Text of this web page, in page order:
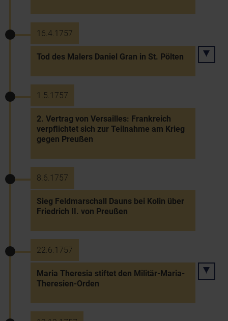
16.4.1757
Tod des Malers Daniel Gran in St. Pölten
1.5.1757
2. Vertrag von Versailles: Frankreich
verpflichtet sich zur Teilnahme am Krieg
gegen Preußen
8.6.1757
Sieg Feldmarschall Dauns bei Kolin über
Friedrich II. von Preußen
22.6.1757
Maria Theresia stiftet den Militär-Maria-
Theresien-Orden